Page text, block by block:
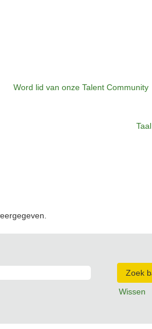
Word lid van onze Talent Community
Taal
Wissen